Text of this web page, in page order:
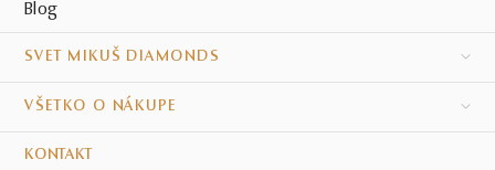
Blog
SVET MIKUŠ DIAMONDS
VŠETKO O NÁKUPE
KONTAKT